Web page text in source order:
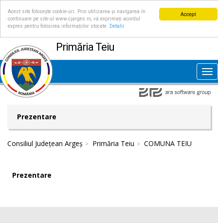
Accept
Acest site folosește cookie-uri. Prin utilizarea și navigarea în
continuare pe site-ul www.cjarges.ro, vă exprimați acordul
expres pentru folosirea informațiilor stocate.
Detalii
Primăria Teiu
Prezentare
Consiliul Județean Argeș Primăria Teiu COMUNA TEIU
Prezentare